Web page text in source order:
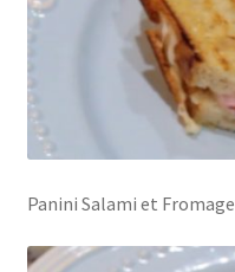
Panini Salami et Fromage